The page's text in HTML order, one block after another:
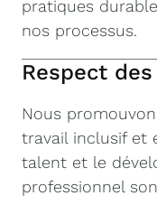
pratiques
nos processus.
Respect
Nous
travail inclusif et
talent et le
professionnel